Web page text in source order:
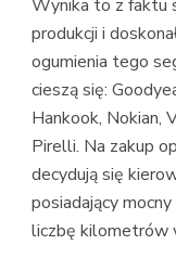
Wynika to z faktu
produkcji i
ogumienia tego
cieszą się:
Hankook, Nokian,
Pirelli. Na zakup
decydują się
posiadający
liczbę kilometrów